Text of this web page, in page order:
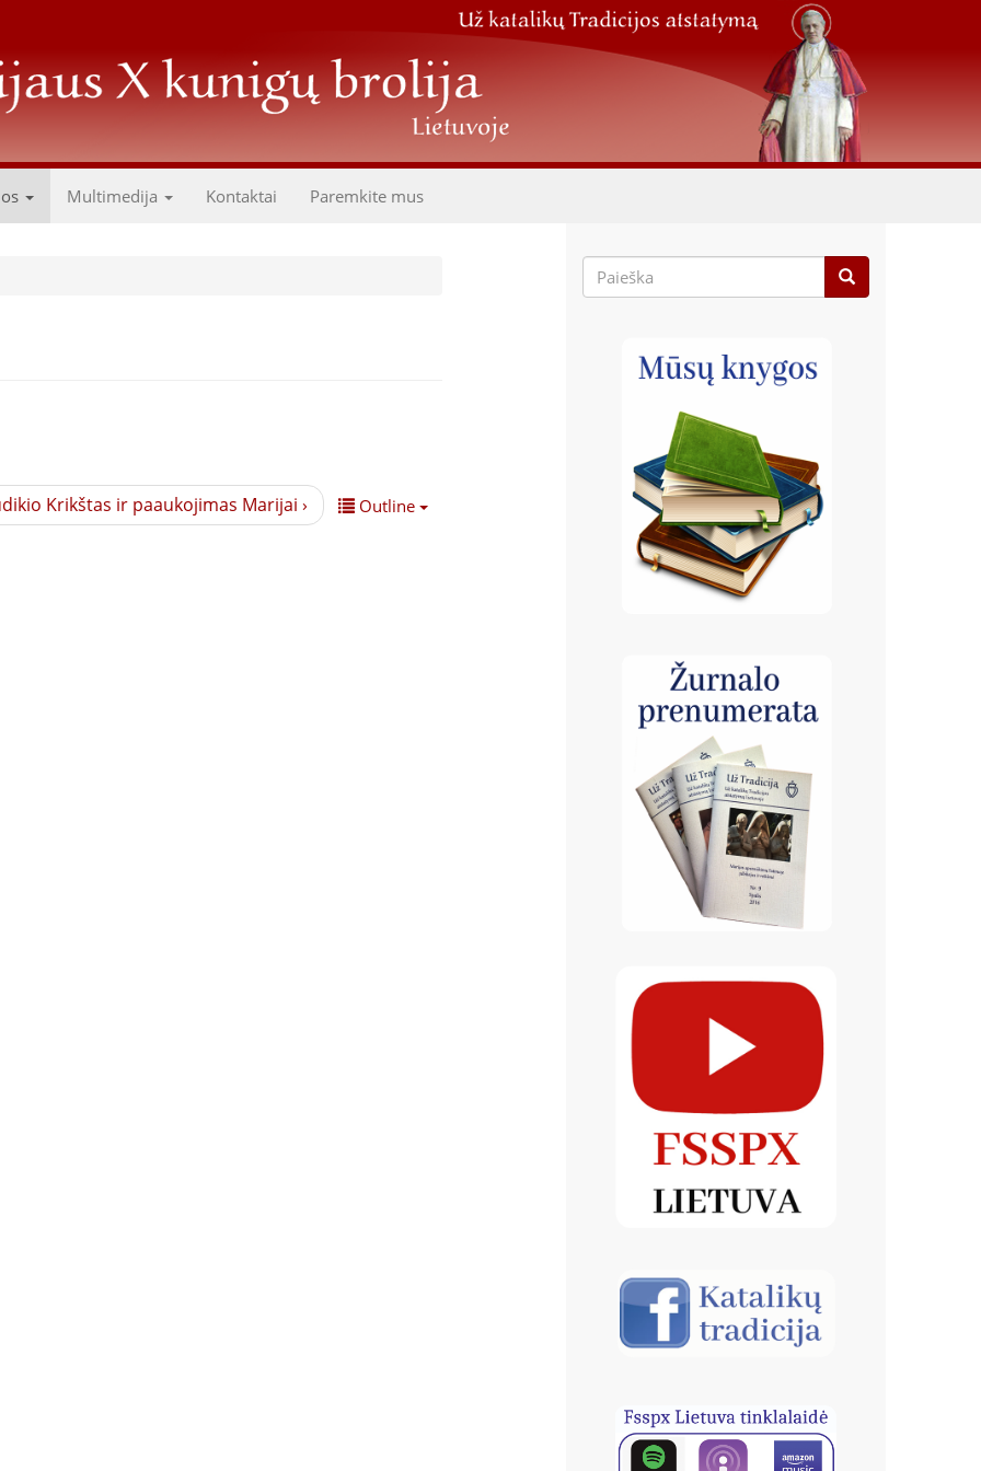
Multimedija Kontaktai Paremkite mus
Outline
Krikštas ir paaukojimas Marijai ›
Paieškos